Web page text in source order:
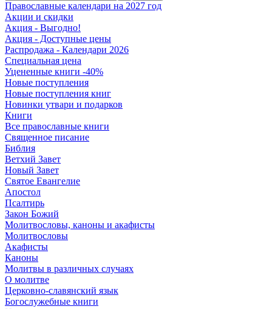
Православные календари на 2027 год
Акции и скидки
Акция - Выгодно!
Акция - Доступные цены
Распродажа - Календари 2026
Специальная цена
Уцененные книги -40%
Новые поступления
Новые поступления книг
Новинки утвари и подарков
Книги
Все православные книги
Священное писание
Библия
Ветхий Завет
Новый Завет
Святое Евангелие
Апостол
Псалтирь
Закон Божий
Молитвословы, каноны и акафисты
Молитвословы
Акафисты
Каноны
Молитвы в различных случаях
О молитве
Церковно-славянский язык
Богослужебные книги